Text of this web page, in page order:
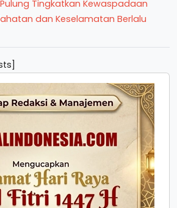
Tingkatkan Kewaspadaan
dan Keselamatan Berlalu